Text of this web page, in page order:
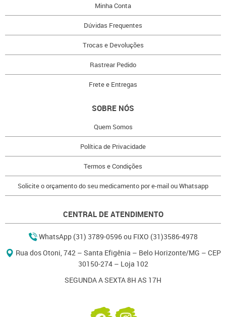
Minha Conta
Dúvidas Frequentes
Trocas e Devoluções
Rastrear Pedido
Frete e Entregas
SOBRE NÓS
Quem Somos
Política de Privacidade
Termos e Condições
Solicite o orçamento do seu medicamento por e-mail ou Whatsapp
CENTRAL DE ATENDIMENTO
WhatsApp (31) 3789-0596 ou FIXO (31)3586-4978
Rua dos Otoni, 742 – Santa Efigênia – Belo Horizonte/MG – CEP
30150-274 – Loja 102
SEGUNDA A SEXTA 8H AS 17H